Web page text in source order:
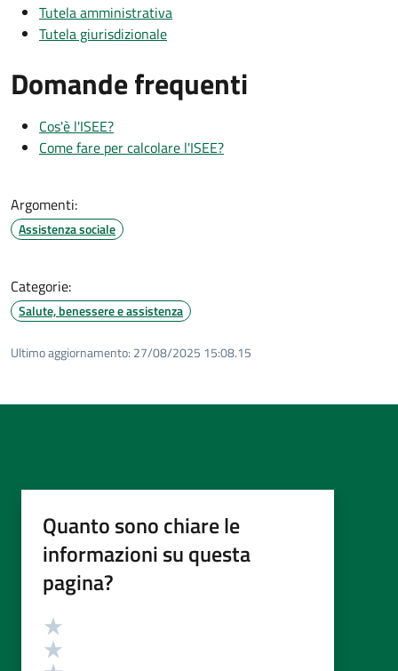
Tutela amministrativa
Tutela giurisdizionale
Domande frequenti
Cos'è l'ISEE?
Come fare per calcolare l'ISEE?
Argomenti:
Assistenza sociale
Categorie:
Salute, benessere e assistenza
Ultimo aggiornamento: 27/08/2025 15:08.15
Quanto sono chiare le
informazioni su questa
pagina?
Valutazione